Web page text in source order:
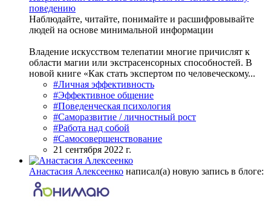
поведению
Наблюдайте, читайте, понимайте и расшифровывайте
людей на основе минимальной информации
Владение искусством телепатии многие причислят к
области магии или экстрасенсорных способностей. В
новой книге «Как стать экспертом по человеческому...
#Личная эффективность
#Эффективное общение
#Поведенческая психология
#Саморазвитие / личностный рост
#Работа над собой
#Самосовершенствование
21 сентября 2022 г.
Анастасия Алексеенко написал(а) новую запись в блоге: